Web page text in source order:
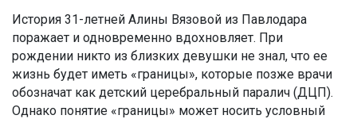
История 31-летней Алины Вязовой из Павлодара
поражает и одновременно вдохновляет. При
рождении никто из близких девушки не знал, что ее
жизнь будет иметь «границы», которые позже врачи
обозначат как детский церебральный паралич (ДЦП).
Однако понятие «границы» может носить условный